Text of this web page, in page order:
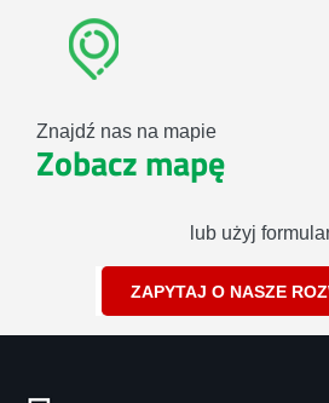
Znajdź nas na mapie
Zobacz mapę
lub użyj
ZAPYTAJ O NASZE